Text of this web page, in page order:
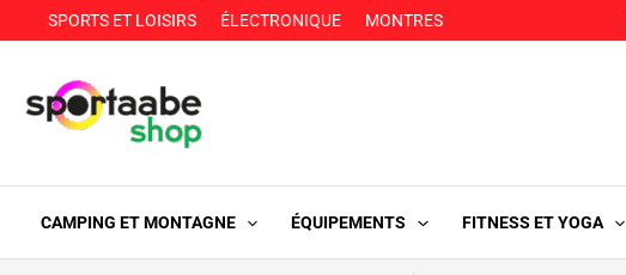
au
SPORTS ET LOISIRS ÉLECTRONIQUE MONTRES
CAMPING ET MONTAGNE ÉQUIPEMENTS FITNESS ET YOGA